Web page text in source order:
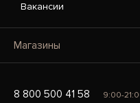
Вакансии
Магазины
8 800 500 41 58 9:00-